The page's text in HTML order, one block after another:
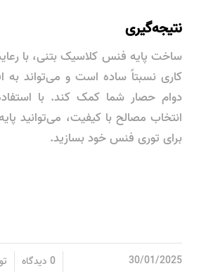
نتیجه‌گیری
ساخت پایه فنس کلاسیک بتنی، با
کاری نسبتاً ساده است و می‌تواند به
دوام حصار شما کمک کند. با
انتخاب مصالح با کیفیت، می‌توانید
برای توری فنس خود بسازید.
30/01/2025 0 دیدگاه